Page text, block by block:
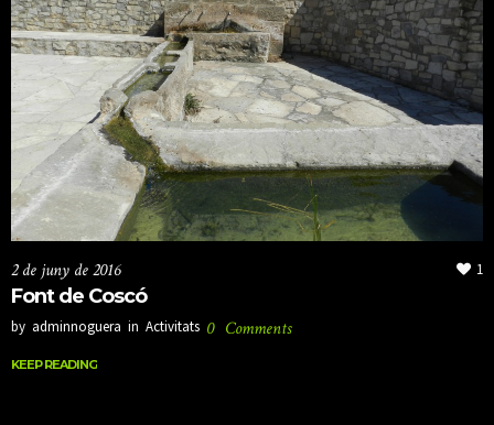
2 de juny de 2016 1
Font de Coscó
by adminnoguera in Activitats 0 Comments
KEEP READING